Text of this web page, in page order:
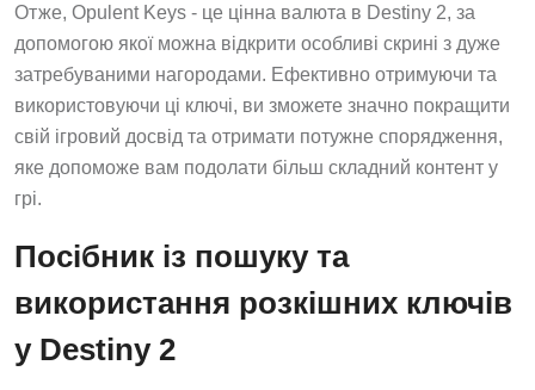
Отже, Opulent Keys - це цінна валюта в Destiny 2, за
допомогою якої можна відкрити особливі скрині з дуже
затребуваними нагородами. Ефективно отримуючи та
використовуючи ці ключі, ви зможете значно покращити
свій ігровий досвід та отримати потужне спорядження,
яке допоможе вам подолати більш складний контент у
грі.
Посібник із пошуку та
використання розкішних ключів
у Destiny 2